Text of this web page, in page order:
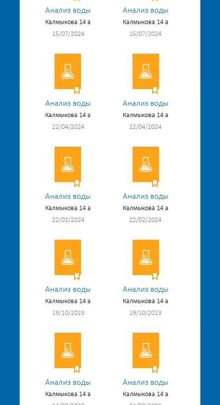
Анализ воды
Калмыкова 14 а
15/07/2024
Анализ воды
Калмыкова 14 а
15/07/2024
Анализ воды
Калмыкова 14 а
22/04/2024
Анализ воды
Калмыкова 14 а
22/04/2024
Анализ воды
Калмыкова 14 а
22/02/2024
Анализ воды
Калмыкова 14 а
22/02/2024
Анализ воды
Калмыкова 14 а
19/10/2023
Анализ воды
Калмыкова 14 а
19/10/2023
Анализ воды
Калмыкова 14 а
Анализ воды
Калмыкова 14 а